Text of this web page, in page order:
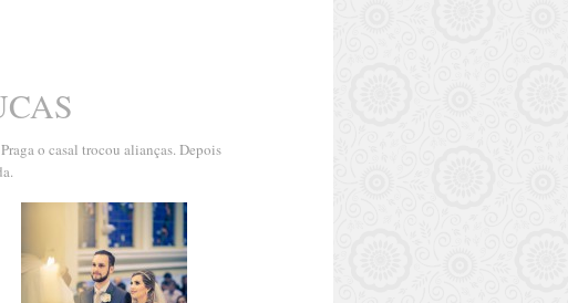
o casal trocou alianças. Depois